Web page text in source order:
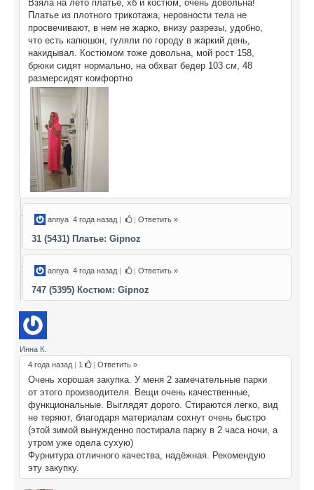
Взяла на лето платье, хб и костюм, очень довольна!
Платье из плотного трикотажа, неровности тела не
просвечивают, в нем не жарко, внизу разрезы, удобно,
что есть капюшон, гуляли по городу в жаркий день,
накидывал. Костюмом тоже довольна, мой рост 158,
брюки сидят нормально, на обхват бедер 103 см, 48
размерсидят комфортно
annya 4 года назад | | Ответить »
31 (5431) Платье: Gipnoz
annya 4 года назад | | Ответить »
747 (5395) Костюм: Gipnoz
Инна К.
4 года назад | 1 | Ответить »
Очень хорошая закупка. У меня 2 замечательные парки
от этого производителя. Вещи очень качественные,
функциональные. Выглядят дорого. Стираются легко, вид
не теряют, благодаря материалам сохнут очень быстро
(этой зимой вынужденно постирала парку в 2 часа ночи, а
утром уже одела сухую)
Фурнитура отличного качества, надёжная. Рекомендую
эту закупку.